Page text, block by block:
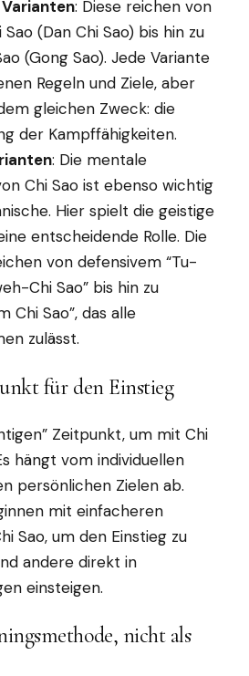
: Diese reichen von
(Dan Chi Sao) bis hin zu
(Gong Sao). Jede Variante
Regeln und Ziele, aber
gleichen Zweck: die
der Kampffähigkeiten.
: Die mentale
Chi Sao ist ebenso wichtig
Hier spielt die geistige
entscheidende Rolle. Die
von defensivem “Tu-
Chi Sao” bis hin zu
Chi Sao”, das alle
zulässt.
für den Einstieg
Zeitpunkt, um mit Chi
hängt vom individuellen
persönlichen Zielen ab.
mit einfacheren
Sao, um den Einstieg zu
andere direkt in
einsteigen.
nicht als